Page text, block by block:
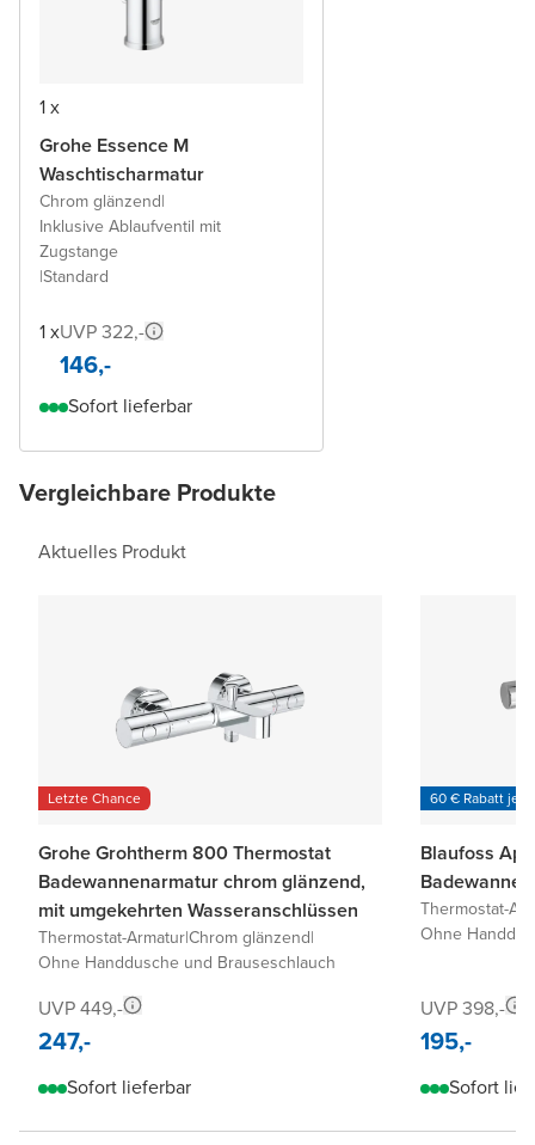
1 x
Grohe Essence M
Waschtischarmatur
Chrom glänzend|
Inklusive Ablaufventil mit
Zugstange
|Standard
1 xUVP 322,-
146,-
Sofort lieferbar
Vergleichbare Produkte
Aktuelles Produkt
Letzte Chance
Grohe Grohtherm 800 Thermostat
Badewannenarmatur chrom glänzend,
mit umgekehrten Wasseranschlüssen
Thermostat-Armatur|Chrom glänzend|
Ohne Handdusche und Brauseschlauch
UVP 449,-
247,-
Sofort lieferbar
60 € Rabatt je
Blaufoss
Thermostat-
Ohne
UVP 398,-
195,-
Sofort